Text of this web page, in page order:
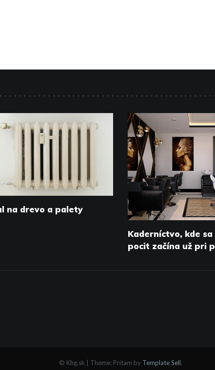
na drevo a palety
Kaderníctvo, kde
pocit začína už pri
© Khg.sk Theme: Pritam by Template Sell.